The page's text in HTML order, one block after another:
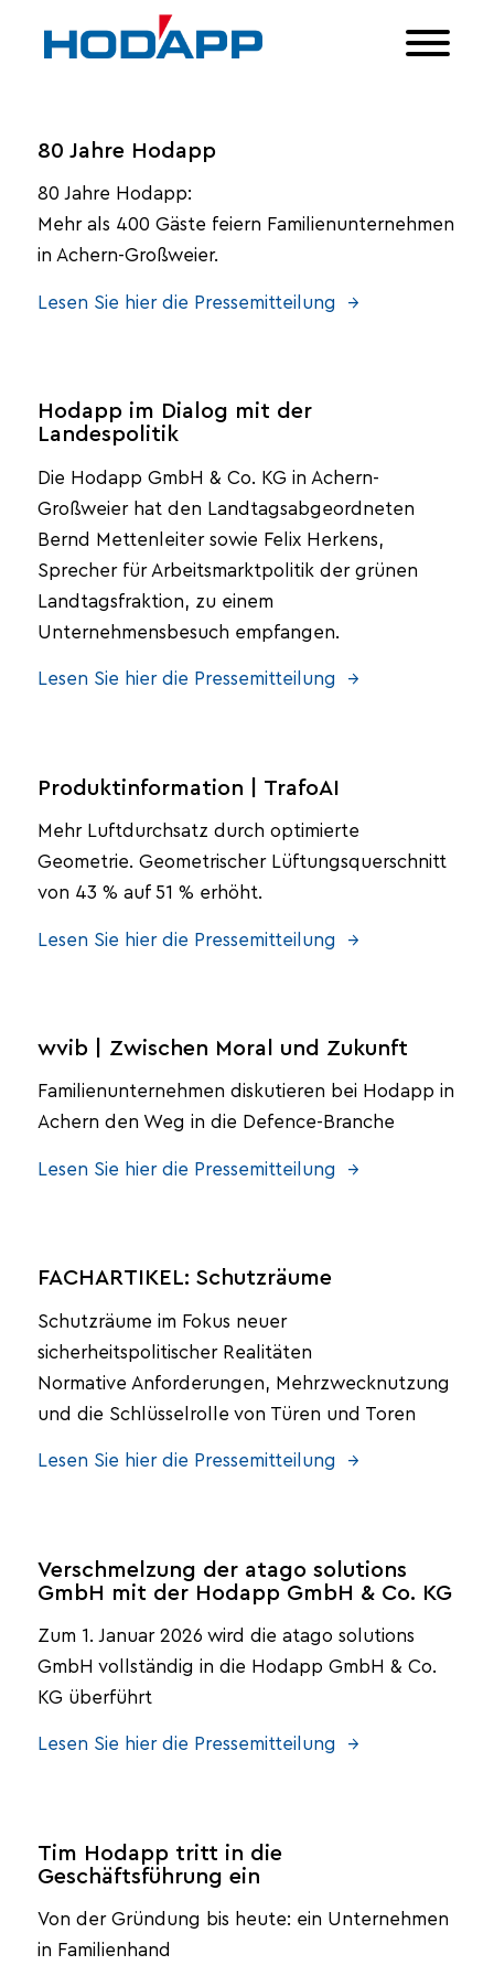
80 Jahre Hodapp
80 Jahre Hodapp:
Mehr als 400 Gäste feiern Familienunternehmen
in Achern-Großweier.
Lesen Sie hier die Pressemitteilung →
Hodapp im Dialog mit der
Landespolitik
Die Hodapp GmbH & Co. KG in Achern-
Großweier hat den Landtagsabgeordneten
Bernd Mettenleiter sowie Felix Herkens,
Sprecher für Arbeitsmarktpolitik der grünen
Landtagsfraktion, zu einem
Unternehmensbesuch empfangen.
Lesen Sie hier die Pressemitteilung →
Produktinformation | TrafoAI
Mehr Luftdurchsatz durch optimierte
Geometrie. Geometrischer Lüftungsquerschnitt
von 43 % auf 51 % erhöht.
Lesen Sie hier die Pressemitteilung →
wvib | Zwischen Moral und Zukunft
Familienunternehmen diskutieren bei Hodapp in
Achern den Weg in die Defence-Branche
Lesen Sie hier die Pressemitteilung →
FACHARTIKEL: Schutzräume
Schutzräume im Fokus neuer
sicherheitspolitischer Realitäten
Normative Anforderungen, Mehrzwecknutzung
und die Schlüsselrolle von Türen und Toren
Lesen Sie hier die Pressemitteilung →
Verschmelzung der atago solutions
GmbH mit der Hodapp GmbH & Co. KG
Zum 1. Januar 2026 wird die atago solutions
GmbH vollständig in die Hodapp GmbH & Co.
KG überführt
Lesen Sie hier die Pressemitteilung →
Tim Hodapp tritt in die
Geschäftsführung ein
Von der Gründung bis heute: ein Unternehmen
in Familienhand